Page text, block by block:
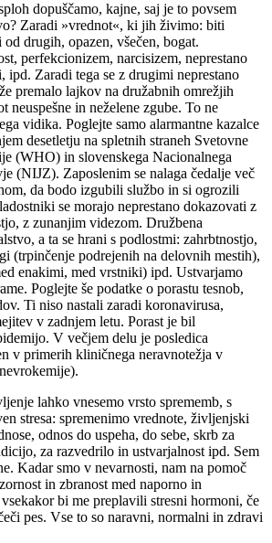
dopuščamo, kajne, saj je to povsem
Zaradi »vrednot«, ki jih živimo: biti
drugih, opazen, všečen, bogat.
perfekcionizem, narcisizem, neprestano
ipd. Zaradi tega se z drugimi neprestano
premalo lajkov na družabnih omrežjih
neuspešne in neželene zgube. To ne
vidika. Poglejte samo alarmantne kazalce
desetletju na spletnih straneh Svetovne
(WHO) in slovenskega Nacionalnega
(NIJZ). Zaposlenim se nalaga čedalje več
da bodo izgubili službo in si ogrozili
se morajo neprestano dokazovati z
z zunanjim videzom. Družbena
a ta se hrani s podlostmi: zahrbtnostjo,
(trpinčenje podrejenih na delovnih mestih),
enakimi, med vrstniki) ipd. Ustvarjamo
Poglejte še podatke o porastu tesnob,
Ti niso nastali zaradi koronavirusa,
v zadnjem letu. Porast je bil
V večjem delu je posledica
v primerih kliničnega neravnotežja v
lahko vnesemo vrsto sprememb, s
stresa: spremenimo vrednote, življenjski
odnos do uspeha, do sebe, skrb za
za razvedrilo in ustvarjalnost ipd. Sem
Kadar smo v nevarnosti, nam na pomoč
in zbranost med naporno in
bi me preplavili stresni hormoni, če
pes. Vse to so naravni, normalni in zdravi